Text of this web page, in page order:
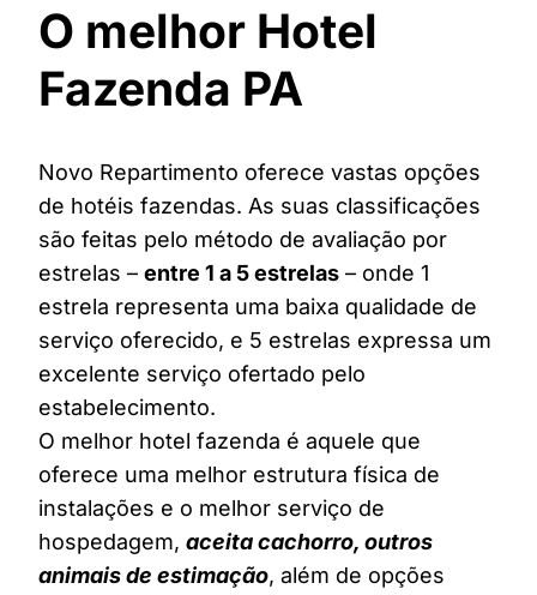
O melhor Hotel
Fazenda PA
Novo Repartimento oferece vastas opções
de hotéis fazendas. As suas classificações
são feitas pelo método de avaliação por
estrelas – entre 1 a 5 estrelas – onde 1
estrela representa uma baixa qualidade de
serviço oferecido, e 5 estrelas expressa um
excelente serviço ofertado pelo
estabelecimento.
O melhor hotel fazenda é aquele que
oferece uma melhor estrutura física de
instalações e o melhor serviço de
hospedagem, aceita cachorro, outros
animais de estimação, além de opções